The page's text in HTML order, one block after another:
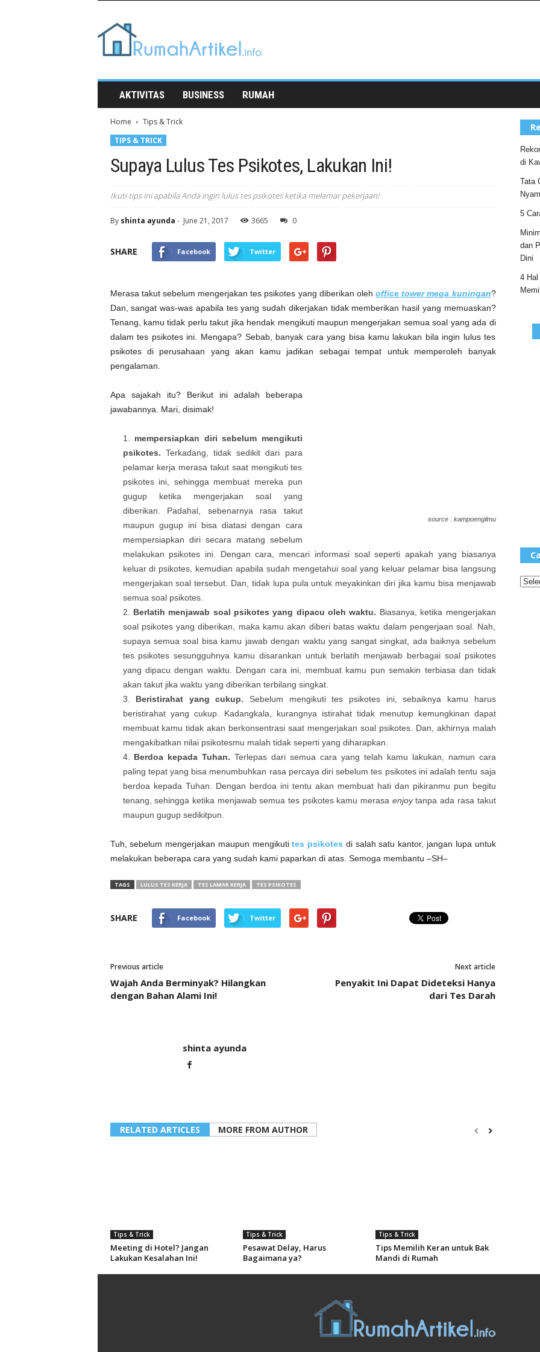
Artikel
AKTIVITAS BUSINESS RUMAH
Home
Tips & Trick
TIPS & TRICK
Supaya Lulus Tes Psikotes, Lakukan Ini!
Ikuti tips ini apabila Anda ingin lulus tes psikotes ketika melamar pekerjaan!
By shinta ayunda - June 21, 2017 3665 0
SHARE Facebook Twitter
Merasa takut sebelum mengerjakan tes psikotes yang diberikan oleh office tower mega kuningan?
Dan, sangat was-was apabila tes yang sudah dikerjakan tidak memberikan hasil yang memuaskan?
Tenang, kamu tidak perlu takut jika hendak mengikuti maupun mengerjakan semua soal yang ada di
dalam tes psikotes ini. Mengapa? Sebab, banyak cara yang bisa kamu lakukan bila ingin lulus tes
psikotes di perusahaan yang akan kamu jadikan sebagai tempat untuk memperoleh banyak
pengalaman.
source : kampoengilmu
Apa sajakah itu? Berikut ini adalah beberapa
jawabannya. Mari, disimak!
mempersiapkan diri sebelum mengikuti
psikotes. Terkadang, tidak sedikit dari para
pelamar kerja merasa takut saat mengikuti tes
psikotes ini, sehingga membuat mereka pun
gugup ketika mengerjakan soal yang
diberikan. Padahal, sebenarnya rasa takut
maupun gugup ini bisa diatasi dengan cara
mempersiapkan diri secara matang sebelum
melakukan psikotes ini. Dengan cara, mencari informasi soal seperti apakah yang biasanya
keluar di psikotes, kemudian apabila sudah mengetahui soal yang keluar pelamar bisa langsung
mengerjakan soal tersebut. Dan, tidak lupa pula untuk meyakinkan diri jika kamu bisa menjawab
semua soal psikotes.
Berlatih menjawab soal psikotes yang dipacu oleh waktu. Biasanya, ketika mengerjakan
soal psikotes yang diberikan, maka kamu akan diberi batas waktu dalam pengerjaan soal. Nah,
supaya semua soal bisa kamu jawab dengan waktu yang sangat singkat, ada baiknya sebelum
tes psikotes sesungguhnya kamu disarankan untuk berlatih menjawab berbagai soal psikotes
yang dipacu dengan waktu. Dengan cara ini, membuat kamu pun semakin terbiasa dan tidak
akan takut jika waktu yang diberikan terbilang singkat.
Beristirahat yang cukup. Sebelum mengikuti tes psikotes ini, sebaiknya kamu harus
beristirahat yang cukup. Kadangkala, kurangnya istirahat tidak menutup kemungkinan dapat
membuat kamu tidak akan berkonsentrasi saat mengerjakan soal psikotes. Dan, akhirnya malah
mengakibatkan nilai psikotesmu malah tidak seperti yang diharapkan.
Berdoa kepada Tuhan. Terlepas dari semua cara yang telah kamu lakukan, namun cara
paling tepat yang bisa menumbuhkan rasa percaya diri sebelum tes psikotes ini adalah tentu saja
berdoa kepada Tuhan. Dengan berdoa ini tentu akan membuat hati dan pikiranmu pun begitu
tenang, sehingga ketika menjawab semua tes psikotes kamu merasa enjoytanpa ada rasa takut
maupun gugup sedikitpun.
Tuh, sebelum mengerjakan maupun mengikutites psikotes di salah satu kantor, jangan lupa untuk
melakukan beberapa cara yang sudah kami paparkan di atas. Semoga membantu –SH–
TAGS LULUS TES KERJA TES LAMAR KERJA TES PSIKOTES
SHARE Facebook Twitter
Previous article
Wajah Anda Berminyak? Hilangkan
dengan Bahan Alami Ini!
Next article
Penyakit Ini Dapat Dideteksi Hanya
dari Tes Darah
shinta ayunda
RELATED ARTICLES MORE FROM AUTHOR
Tips & Trick
Meeting di Hotel? Jangan
Lakukan Kesalahan Ini!
Tips & Trick
Pesawat Delay, Harus
Bagaimana ya?
Tips & Trick
Tips Memilih Keran untuk Bak
Mandi di Rumah
di
Tata
5
dan
Dini
4 Hal